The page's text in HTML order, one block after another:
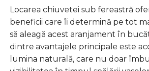
Locarea chiuvetei sub fereastră
beneficii care îi determină pe tot
să aleagă acest aranjament în
dintre avantajele principale este
lumina naturală, care nu doar